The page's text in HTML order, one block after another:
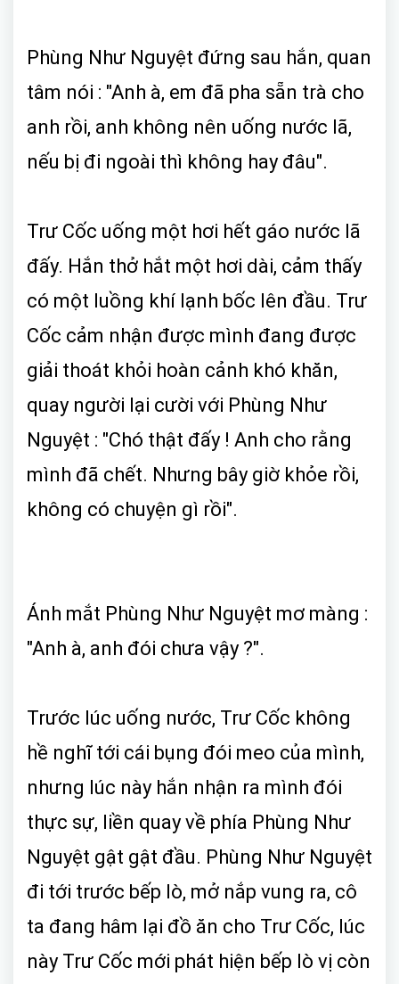
Phùng Như Nguyệt đứng sau hắn, quan
tâm nói : "Anh à, em đã pha sẵn trà cho
anh rồi, anh không nên uống nước lã,
nếu bị đi ngoài thì không hay đâu".
Trư Cốc uống một hơi hết gáo nước lã
đấy. Hắn thở hắt một hơi dài, cảm thấy
có một luồng khí lạnh bốc lên đầu. Trư
Cốc cảm nhận được mình đang được
giải thoát khỏi hoàn cảnh khó khăn,
quay người lại cười với Phùng Như
Nguyệt : "Chó thật đấy ! Anh cho rằng
mình đã chết. Nhưng bây giờ khỏe rồi,
không có chuyện gì rồi".
Ánh mắt Phùng Như Nguyệt mơ màng :
"Anh à, anh đói chưa vậy ?".
Trước lúc uống nước, Trư Cốc không
hề nghĩ tới cái bụng đói meo của mình,
nhưng lúc này hắn nhận ra mình đói
thực sự, liền quay về phía Phùng Như
Nguyệt gật gật đầu. Phùng Như Nguyệt
đi tới trước bếp lò, mở nắp vung ra, cô
ta đang hâm lại đồ ăn cho Trư Cốc, lúc
này Trư Cốc mới phát hiện bếp lò vị còn